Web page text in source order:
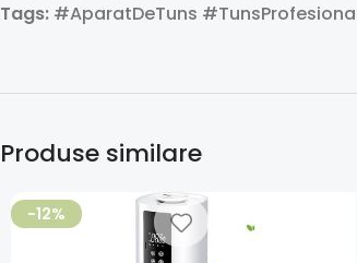
Tags: #AparatDeTuns
Produse similare
-12%